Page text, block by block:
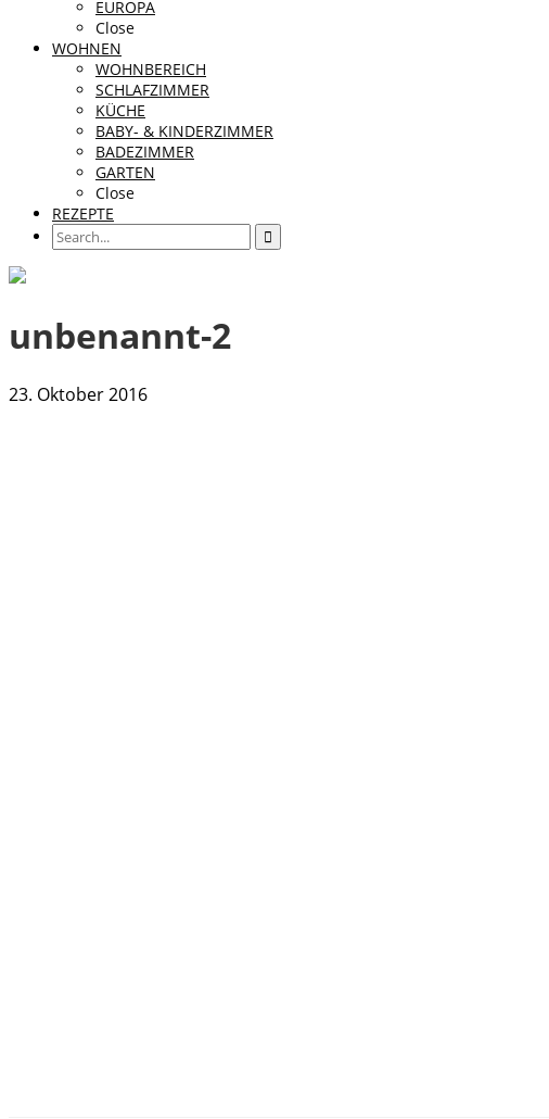
EUROPA
Close
WOHNEN
WOHNBEREICH
SCHLAFZIMMER
KÜCHE
BABY- & KINDERZIMMER
BADEZIMMER
GARTEN
Close
REZEPTE
unbenannt-2
23. Oktober 2016